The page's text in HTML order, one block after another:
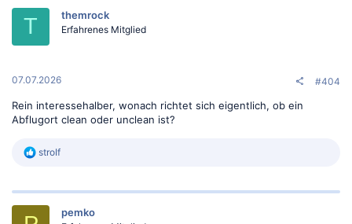
T themrock
Erfahrenes Mitglied
07.07.2026 #404
Rein interessehalber, wonach richtet sich eigentlich, ob ein
Abflugort clean oder unclean ist?
R
k
stroIf
pemko